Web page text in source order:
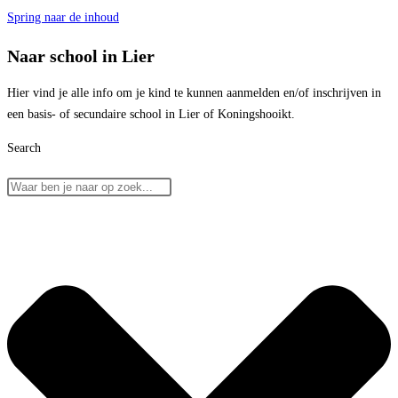
Spring naar de inhoud
Naar school in Lier
Hier vind je alle info om je kind te kunnen aanmelden en/of inschrijven in
een basis- of secundaire school in Lier of Koningshooikt.
Search